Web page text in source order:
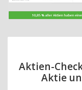
Aktien-
Aktie